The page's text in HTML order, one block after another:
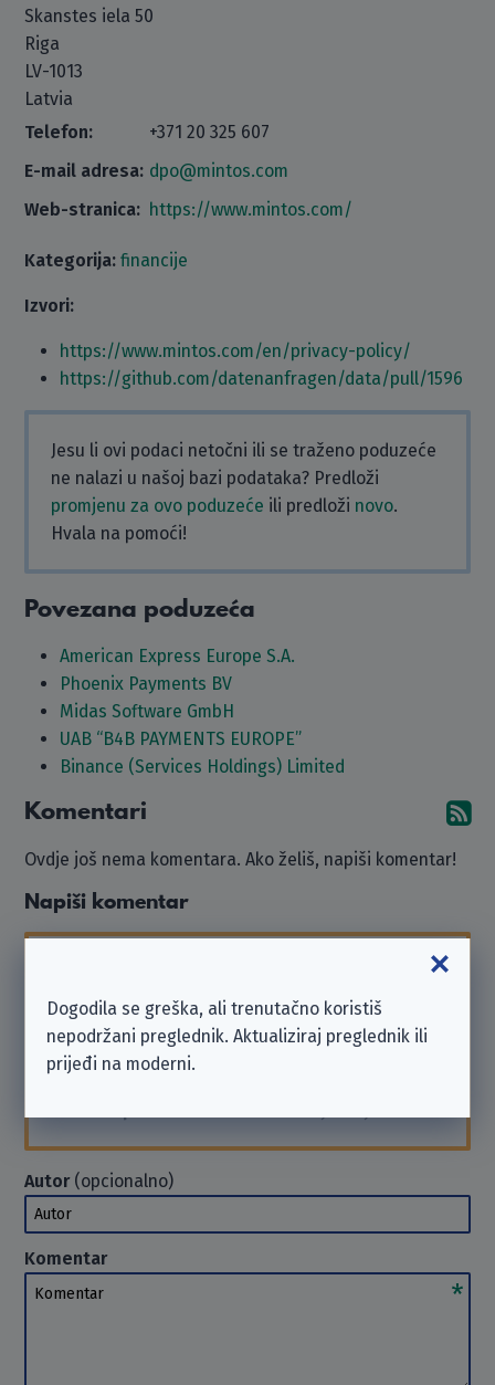
Skanstes iela 50
Riga
LV-1013
Latvia
Telefon:
+371 20 325 607
E-mail adresa: dpo@mintos.com
Web-stranica: https://www.mintos.com/
Kategorija: financije
Izvori:
https://www.mintos.com/en/privacy-policy/
https://github.com/datenanfragen/data/pull/1596
Jesu li ovi podaci netočni ili se traženo poduzeće
ne nalazi u našoj bazi podataka? Predloži
promjenu za ovo poduzeće ili predloži novo.
Hvala na pomoći!
Povezana poduzeća
American Express Europe S.A.
Phoenix Payments BV
Midas Software GmbH
UAB “B4B PAYMENTS EUROPE”
Binance (Services Holdings) Limited
Komentari
Ovdje još nema komentara. Ako želiš, napiši komentar!
Napiši komentar
organizacija
i nismo povezani s ovdje navedenim
poduzećem.
Ako trebaš podršku ili želiš poslati zahtjev, obrati
Autor(opcionalno)
Autor
Komentar
Komentar
Dogodila se greška, ali trenutačno koristiš
nepodržani preglednik. Aktualiziraj preglednik ili
prijeđi na moderni.